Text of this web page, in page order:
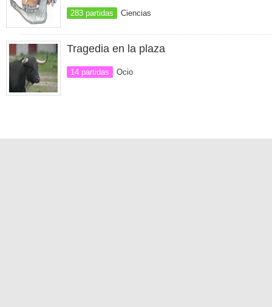
283 partidas Ciencias
Tragedia en la plaza
14 partidas Ocio